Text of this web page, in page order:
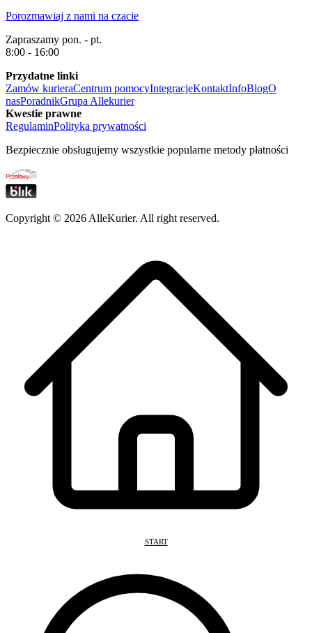
Porozmawiaj z nami na czacie
Zapraszamy pon. - pt.
8:00 - 16:00
Przydatne linki
Zamów kurieraCentrum pomocyIntegracjeKontaktInfoBlogO
nasPoradnikGrupa Allekurier
Kwestie prawne
RegulaminPolityka prywatności
Bezpiecznie obsługujemy wszystkie popularne metody płatności
Copyright © 2026 AlleKurier. All right reserved.
START